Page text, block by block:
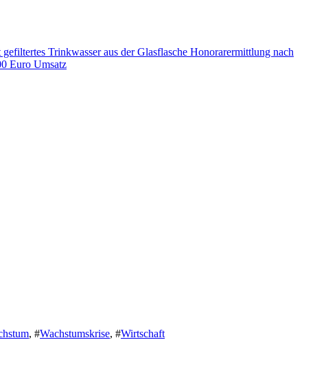
Trinkwasser aus der Glasflasche Honorarermittlung nach
Euro Umsatz
, #Wachstumskrise, #Wirtschaft